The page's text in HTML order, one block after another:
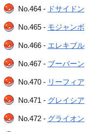
No.464 - ドサイドン
No.465 - モジャンボ
No.466 - エレキブル
No.467 - ブーバーン
No.470 - リーフィア
No.471 - グレイシア
No.472 - グライオン